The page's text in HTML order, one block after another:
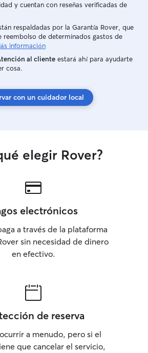
y cuentan con reseñas verificadas de
respaldadas por la Garantía Rover, que
de determinados gastos de
información
al cliente estará ahí para ayudarte
cosa.
con un cuidador local
elegir Rover?
electrónicos
a través de la plataforma
sin necesidad de dinero
en efectivo.
de reserva
a menudo, pero si el
que cancelar el servicio,